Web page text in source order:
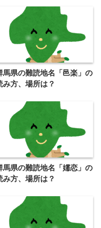
馬県の難読地名「邑楽」の
み方、場所は？
馬県の難読地名「嬬恋」の
み方、場所は？